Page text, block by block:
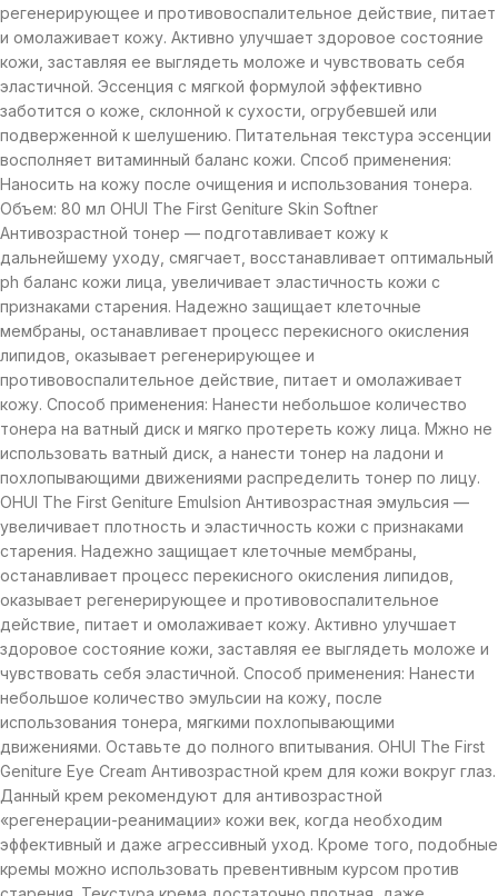
регенерирующее и противовоспалительное действие, питает
и омолаживает кожу. Активно улучшает здоровое состояние
кожи, заставляя ее выглядеть моложе и чувствовать себя
эластичной. Эссенция с мягкой формулой эффективно
заботится о коже, склонной к сухости, огрубевшей или
подверженной к шелушению. Питательная текстура эссенции
восполняет витаминный баланс кожи. Спсоб применения:
Наносить на кожу после очищения и использования тонера.
Объем: 80 мл OHUI The First Geniture Skin Softner
Антивозрастной тонер — подготавливает кожу к
дальнейшему уходу, смягчает, восстанавливает оптимальный
ph баланс кожи лица, увеличивает эластичность кожи с
признаками старения. Надежно защищает клеточные
мембраны, останавливает процесс перекисного окисления
липидов, оказывает регенерирующее и
противовоспалительное действие, питает и омолаживает
кожу. Способ применения: Нанести небольшое количество
тонера на ватный диск и мягко протереть кожу лица. Мжно не
использовать ватный диск, а нанести тонер на ладони и
похлопывающими движениями распределить тонер по лицу.
OHUI The First Geniture Emulsion Антивозрастная эмульсия —
увеличивает плотность и эластичность кожи с признаками
старения. Надежно защищает клеточные мембраны,
останавливает процесс перекисного окисления липидов,
оказывает регенерирующее и противовоспалительное
действие, питает и омолаживает кожу. Активно улучшает
здоровое состояние кожи, заставляя ее выглядеть моложе и
чувствовать себя эластичной. Способ применения: Нанести
небольшое количество эмульсии на кожу, после
использования тонера, мягкими похлопывающими
движениями. Оставьте до полного впитывания. OHUI The First
Geniture Eye Cream Антивозрастной крем для кожи вокруг глаз.
Данный крем рекомендуют для антивозрастной
«регенерации-реанимации» кожи век, когда необходим
эффективный и даже агрессивный уход. Кроме того, подобные
кремы можно использовать превентивным курсом против